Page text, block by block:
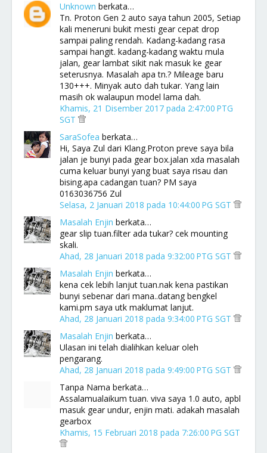
Unknown berkata…
Tn. Proton Gen 2 auto saya tahun 2005, Setiap
kali meneruni bukit mesti gear cepat drop
sampai paling rendah. Kadang-kadang rasa
sampai hangit. kadang-kadang waktu mula
jalan, gear lambat sikit nak masuk ke gear
seterusnya. Masalah apa tn.? Mileage baru
130+++. Minyak auto dah tukar. Yang lain
masih ok walaupun model lama dah.
Khamis, 21 Disember 2017 pada 2:47:00 PTG
SGT
SaraSofea berkata…
Hi, Saya Zul dari Klang.Proton preve saya bila
jalan je bunyi pada gear box.jalan xda masalah
cuma keluar bunyi yang buat saya risau dan
bising.apa cadangan tuan? PM saya
0163036756 Zul
Selasa, 2 Januari 2018 pada 10:44:00 PG SGT
Masalah Enjin berkata…
gear slip tuan.filter ada tukar? cek mounting
skali.
Ahad, 28 Januari 2018 pada 9:32:00 PTG SGT
Masalah Enjin berkata…
kena cek lebih lanjut tuan.nak kena pastikan
bunyi sebenar dari mana..datang bengkel
kami.pm saya utk maklumat lanjut.
Ahad, 28 Januari 2018 pada 9:34:00 PTG SGT
Masalah Enjin berkata…
Ulasan ini telah dialihkan keluar oleh
pengarang.
Ahad, 28 Januari 2018 pada 9:49:00 PTG SGT
Tanpa Nama berkata…
Assalamualaikum tuan. viva saya 1.0 auto, apbl
masuk gear undur, enjin mati. adakah masalah
gearbox
Khamis, 15 Februari 2018 pada 7:26:00 PG SGT